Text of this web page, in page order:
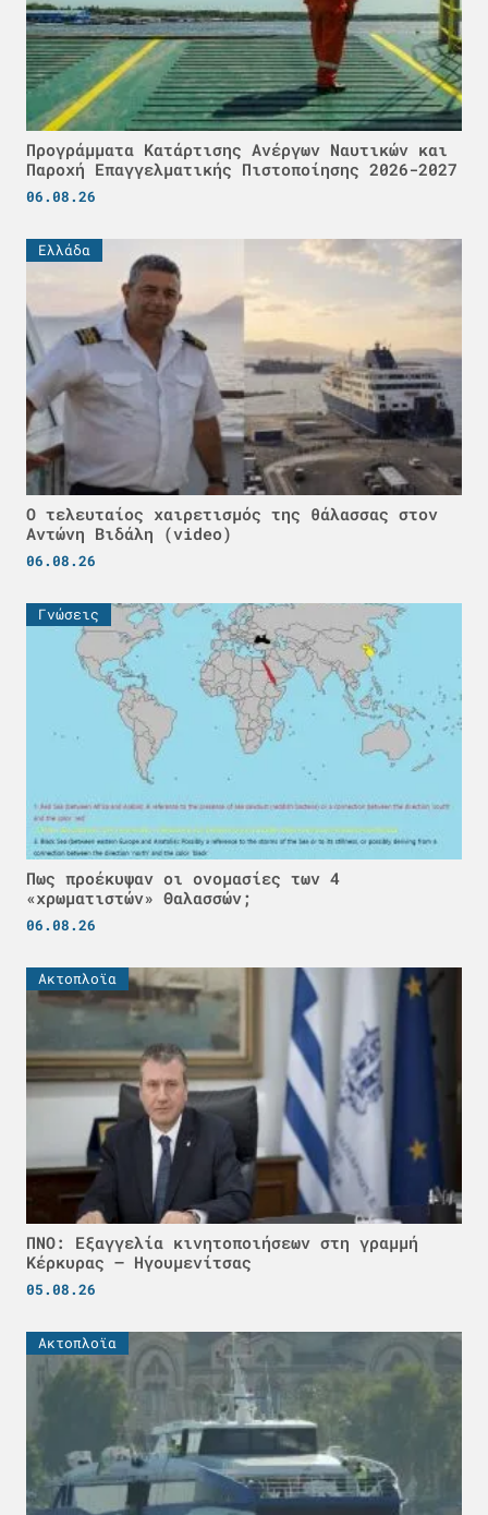
Προγράμματα Κατάρτισης Ανέργων Ναυτικών και
Παροχή Επαγγελματικής Πιστοποίησης 2026-2027
06.08.26
Ελλάδα
Ο τελευταίος χαιρετισμός της θάλασσας στον
Αντώνη Βιδάλη (video)
06.08.26
Γνώσεις
Πως προέκυψαν οι ονομασίες των 4
«χρωματιστών» Θαλασσών;
06.08.26
Ακτοπλοϊα
ΠΝΟ: Εξαγγελία κινητοποιήσεων στη γραμμή
Κέρκυρας – Ηγουμενίτσας
05.08.26
Ακτοπλοϊα